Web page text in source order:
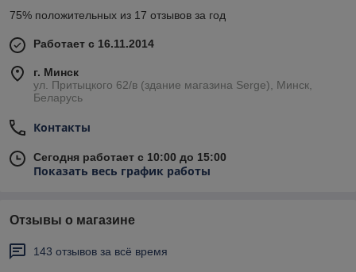
75% положительных из 17 отзывов за год
Работает с 16.11.2014
г. Минск
ул. Притыцкого 62/в (здание магазина Serge), Минск,
Беларусь
Контакты
Сегодня работает с 10:00 до 15:00
Показать весь график работы
Отзывы о магазине
143 отзывов за всё время